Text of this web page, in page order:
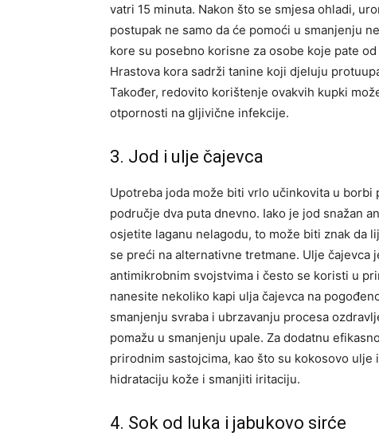
vatri 15 minuta. Nakon što se smjesa ohladi,
postupak ne samo da će pomoći u smanjenju
kore su posebno korisne za osobe koje pate
Hrastova kora sadrži tanine koji djeluju
Također, redovito korištenje ovakvih kupki
otpornosti na gljivične infekcije.
3. Jod i ulje čajevca
Upotreba joda može biti vrlo učinkovita u
područje dva puta dnevno. Iako je jod snažan
osjetite laganu nelagodu, to može biti znak da
se preći na alternativne tretmane. Ulje
antimikrobnim svojstvima i često se koristi u
nanesite nekoliko kapi ulja čajevca na
smanjenju svraba i ubrzavanju procesa
pomažu u smanjenju upale. Za dodatnu
prirodnim sastojcima, kao što su kokosovo
hidrataciju kože i smanjiti iritaciju.
4. Sok od luka i jabukovo sirće